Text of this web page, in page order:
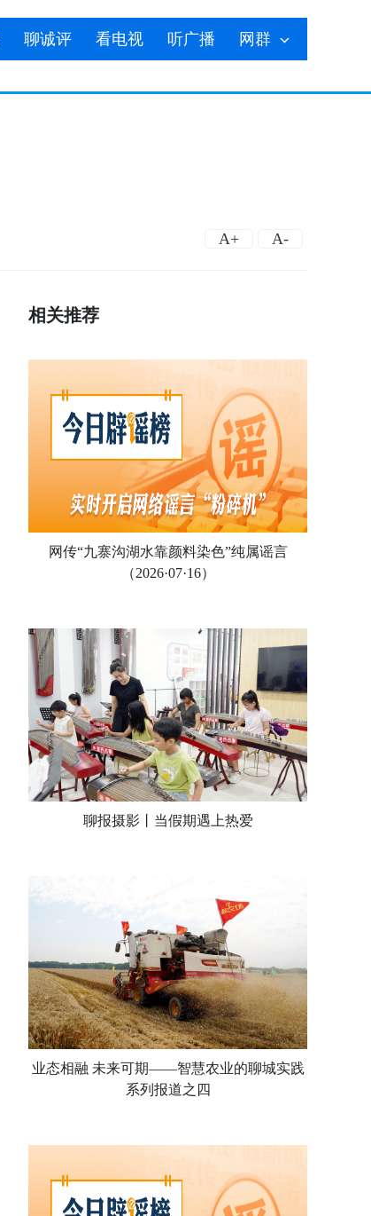
聊诚评 看电视 听广播 网群
A+ A-
相关推荐
网传“九寨沟湖水靠颜料染色”纯属谣言
（2026·07·16）
聊报摄影丨当假期遇上热爱
业态相融 未来可期——智慧农业的聊城实践
系列报道之四